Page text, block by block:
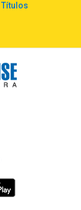
Títulos